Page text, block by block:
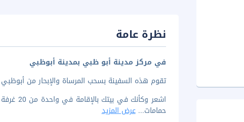
نظرة عامة
في مركز مدينة أبو ظبي بمدينة أبوظبي
تقوم هذه السفينة بسحب المرساة والإبحار من
اشعر
حمامات...عرض المزيد